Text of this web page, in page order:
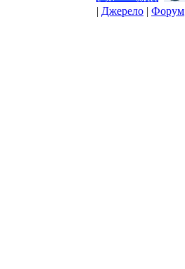
Джерело Форум